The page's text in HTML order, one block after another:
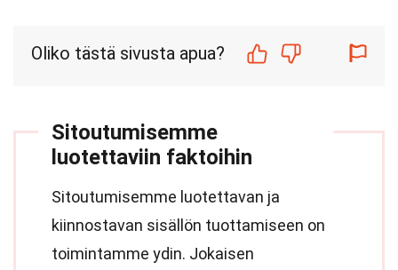
Oliko tästä sivusta apua?
Sitoutumisemme
luotettaviin faktoihin
Sitoutumisemme luotettavan ja
kiinnostavan sisällön tuottamiseen on
toimintamme ydin. Jokaisen